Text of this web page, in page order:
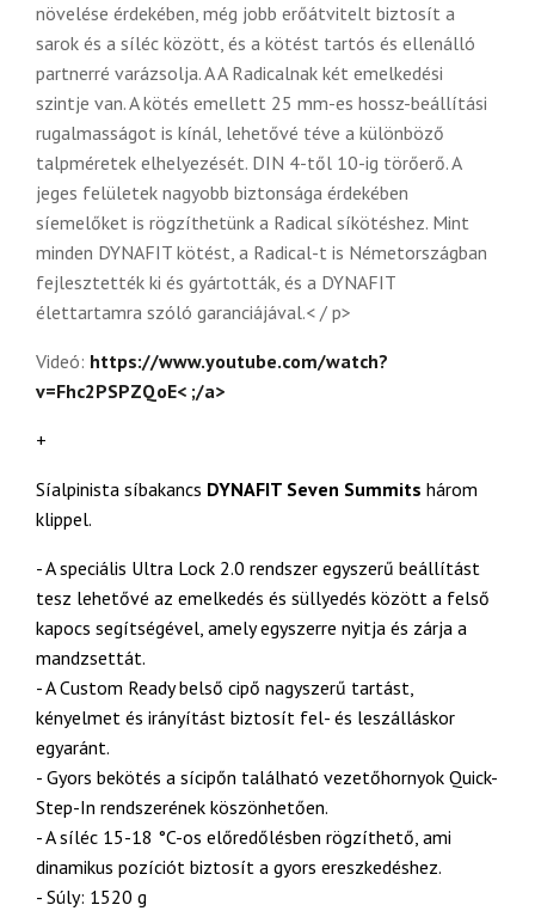
növelése érdekében, még jobb erőátvitelt biztosít a
sarok és a síléc között, és a kötést tartós és ellenálló
partnerré varázsolja. AA Radicalnak két emelkedési
szintje van.A kötés emellett 25 mm-es hossz-beállítási
rugalmasságot is kínál, lehetővé téve a különböző
talpméretek elhelyezését. DIN 4-től 10-ig törőerő. A
jeges felületek nagyobb biztonsága érdekében
síemelőket is rögzíthetünk a Radical síkötéshez. Mint
minden DYNAFIT kötést, a Radical-t is Németországban
fejlesztették ki és gyártották, és a DYNAFIT
élettartamra szóló garanciájával.< / p>
Videó: https://www.youtube.com/watch?
v=Fhc2PSPZQoE< ;/a>
+
Síalpinista síbakancs DYNAFIT Seven Summits három
klippel.
- A speciális Ultra Lock 2.0 rendszer egyszerű beállítást
tesz lehetővé az emelkedés és süllyedés között a felső
kapocs segítségével, amely egyszerre nyitja és zárja a
mandzsettát.
- A Custom Ready belső cipő nagyszerű tartást,
kényelmet és irányítást biztosít fel- és leszálláskor
egyaránt.
- Gyors bekötés a sícipőn található vezetőhornyok Quick-
Step-In rendszerének köszönhetően.
- A síléc 15-18 °C-os előredőlésben rögzíthető, ami
dinamikus pozíciót biztosít a gyors ereszkedéshez.
- Súly: 1520 g